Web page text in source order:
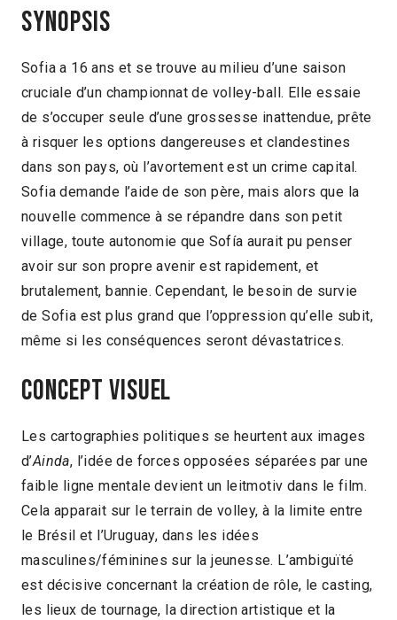
Synopsis
Sofia a 16 ans et se trouve au milieu d’une saison
cruciale d’un championnat de volley-ball. Elle essaie
de s’occuper seule d’une grossesse inattendue, prête
à risquer les options dangereuses et clandestines
dans son pays, où l’avortement est un crime capital.
Sofia demande l’aide de son père, mais alors que la
nouvelle commence à se répandre dans son petit
village, toute autonomie que Sofía aurait pu penser
avoir sur son propre avenir est rapidement, et
brutalement, bannie. Cependant, le besoin de survie
de Sofia est plus grand que l’oppression qu’elle subit,
même si les conséquences seront dévastatrices.
Concept visuel
Les cartographies politiques se heurtent aux images
d’Ainda, l’idée de forces opposées séparées par une
faible ligne mentale devient un leitmotiv dans le film.
Cela apparait sur le terrain de volley, à la limite entre
le Brésil et l’Uruguay, dans les idées
masculines/féminines sur la jeunesse. L’ambiguïté
est décisive concernant la création de rôle, le casting,
les lieux de tournage, la direction artistique et la